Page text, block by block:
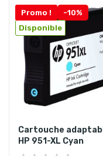
Promo !
-10%
Disponible
Cartouche
HP 951-XL Cyan